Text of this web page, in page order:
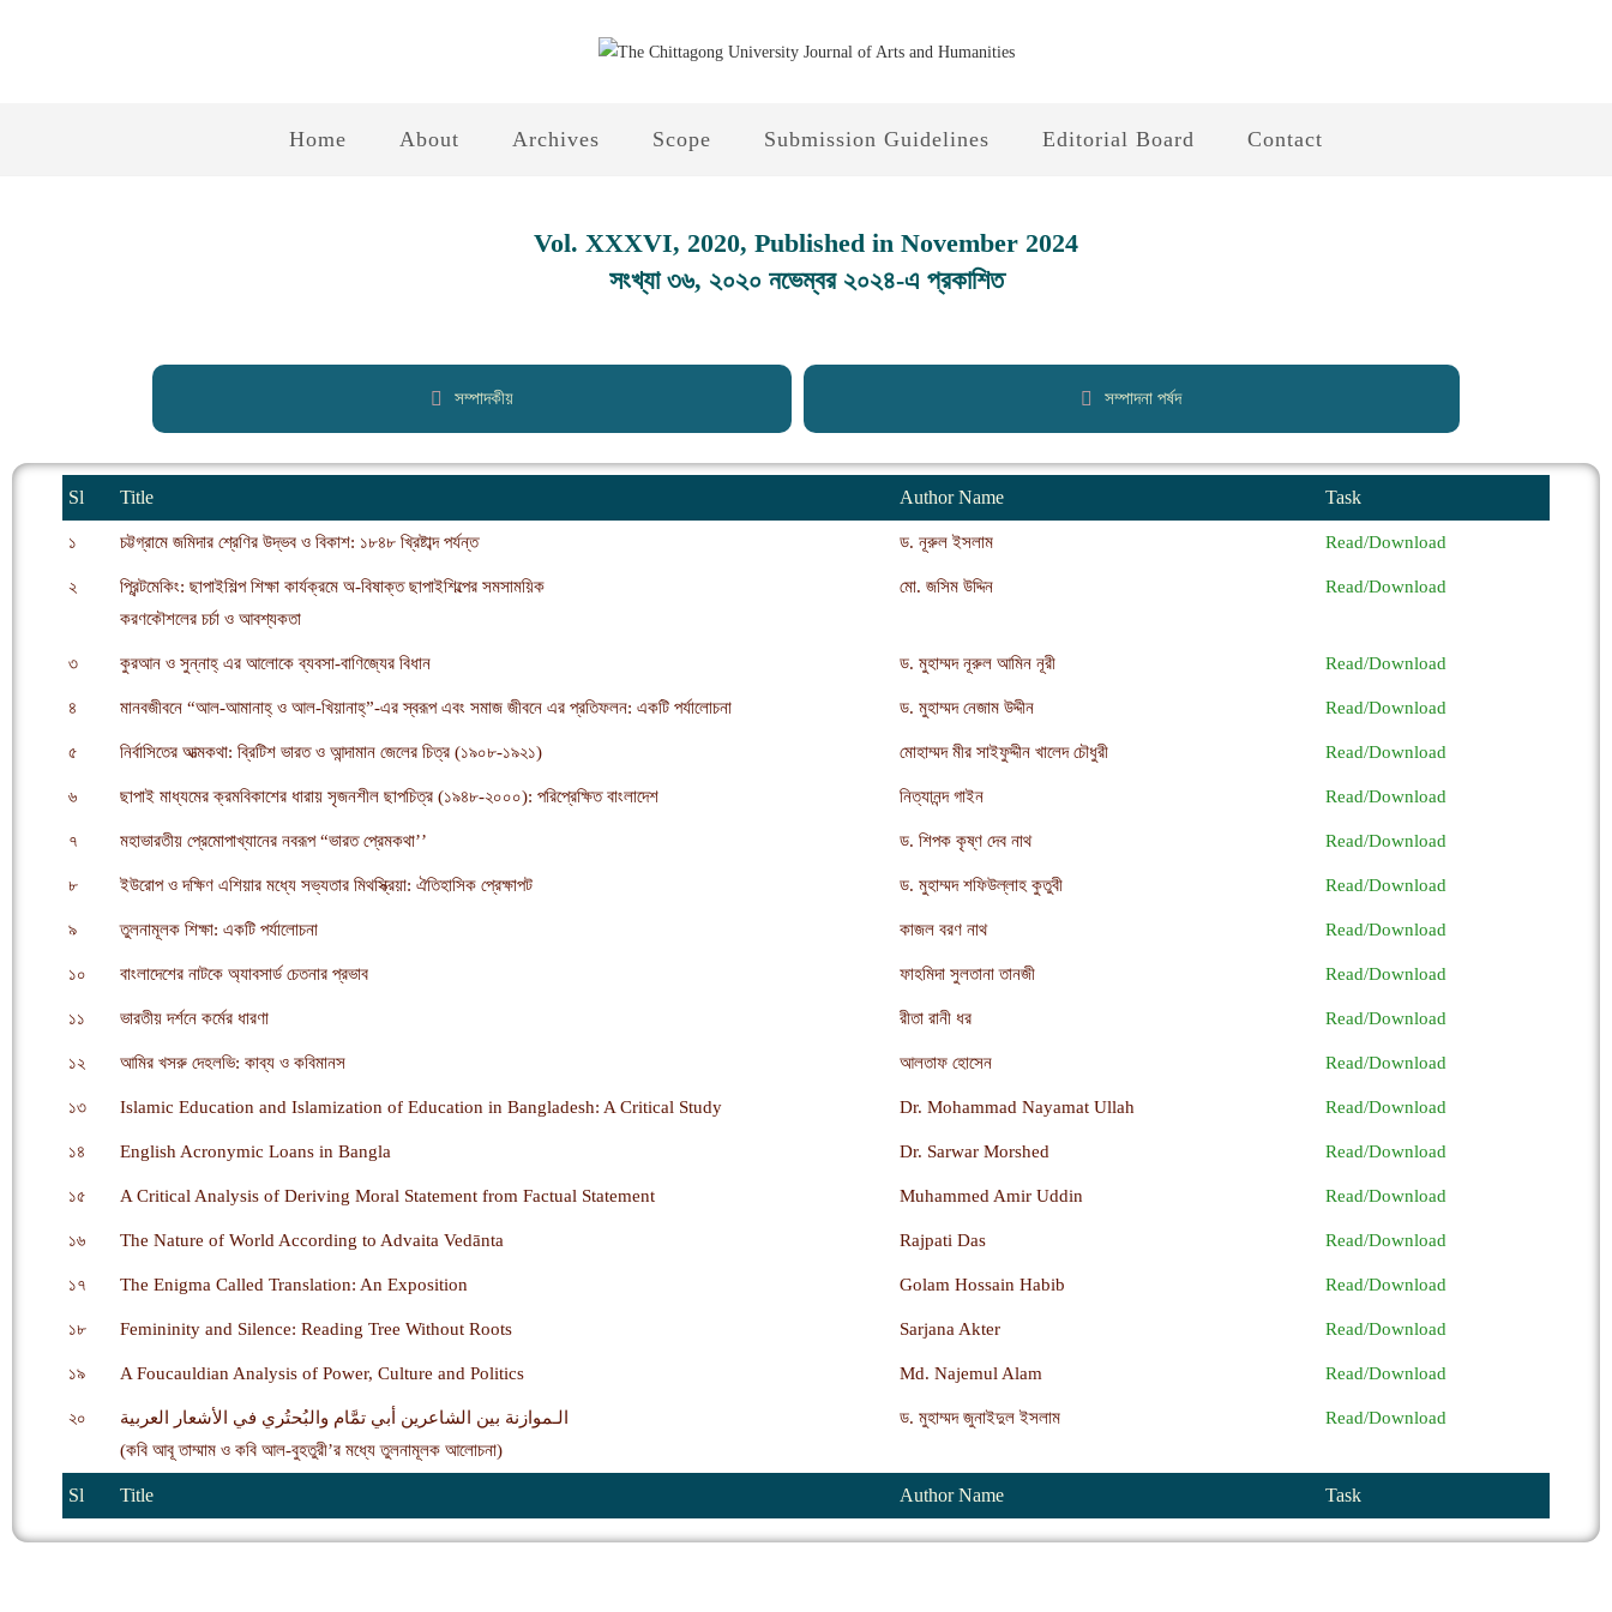
Home About Archives Scope Submission Guidelines Editorial Board Contact
Vol. XXXVI, 2020, Published in November 2024
সংখ্যা ৩৬, ২০২০ নভেম্বর ২০২৪-এ প্রকাশিত
সম্পাদকীয় সম্পাদনা পর্ষদ
Sl Title Author Name Task
১ চট্টগ্রামে জমিদার শ্রেণির উদ্ভব ও বিকাশ: ১৮৪৮ খ্রিষ্টাব্দ পর্যন্ত ড. নূরুল ইসলাম Read/Download
২
প্রিন্টমেকিং: ছাপাইশিল্প শিক্ষা কার্যক্রমে অ-বিষাক্ত ছাপাইশিল্পের সমসাময়িক
করণকৌশলের চর্চা ও আবশ্যকতা
মো. জসিম উদ্দিন Read/Download
৩ কুরআন ও সুন্নাহ্ এর আলোকে ব্যবসা-বাণিজ্যের বিধান ড. মুহাম্মদ নূরুল আমিন নূরী Read/Download
৪ মানবজীবনে “আল-আমানাহ্ ও আল-খিয়ানাহ্”-এর স্বরূপ এবং সমাজ জীবনে এর প্রতিফলন: একটি পর্যালোচনা ড. মুহাম্মদ নেজাম উদ্দীন Read/Download
৫ নির্বাসিতের আত্মকথা: ব্রিটিশ ভারত ও আন্দামান জেলের চিত্র (১৯০৮-১৯২১) মোহাম্মদ মীর সাইফুদ্দীন খালেদ চৌধুরী Read/Download
৬ ছাপাই মাধ্যমের ক্রমবিকাশের ধারায় সৃজনশীল ছাপচিত্র (১৯৪৮-২০০০): পরিপ্রেক্ষিত বাংলাদেশ নিত্যানন্দ গাইন Read/Download
৭ মহাভারতীয় প্রেমোপাখ্যানের নবরূপ “ভারত প্রেমকথা’’ ড. শিপক কৃষ্ণ দেব নাথ Read/Download
৮ ইউরোপ ও দক্ষিণ এশিয়ার মধ্যে সভ্যতার মিথস্ক্রিয়া: ঐতিহাসিক প্রেক্ষাপট ড. মুহাম্মদ শফিউল্লাহ কুতুবী Read/Download
৯ তুলনামূলক শিক্ষা: একটি পর্যালোচনা কাজল বরণ নাথ Read/Download
১০ বাংলাদেশের নাটকে অ্যাবসার্ড চেতনার প্রভাব ফাহমিদা সুলতানা তানজী Read/Download
১১ ভারতীয় দর্শনে কর্মের ধারণা রীতা রানী ধর Read/Download
১২ আমির খসরু দেহলভি: কাব্য ও কবিমানস আলতাফ হোসেন Read/Download
১৩ Islamic Education and Islamization of Education in Bangladesh: A Critical Study Dr. Mohammad Nayamat Ullah Read/Download
১৪ English Acronymic Loans in Bangla Dr. Sarwar Morshed Read/Download
১৫ A Critical Analysis of Deriving Moral Statement from Factual Statement Muhammed Amir Uddin Read/Download
১৬ The Nature of World According to Advaita Vedānta Rajpati Das Read/Download
১৭ The Enigma Called Translation: An Exposition Golam Hossain Habib Read/Download
১৮ Femininity and Silence: Reading Tree Without Roots Sarjana Akter Read/Download
১৯ A Foucauldian Analysis of Power, Culture and Politics Md. Najemul Alam Read/Download
২০
الـموازنة بين الشاعرين أبي تمَّام والبُحتُري في الأشعار العربية
(কবি আবূ তাম্মাম ও কবি আল-বুহতুরী’র মধ্যে তুলনামূলক আলোচনা)
ড. মুহাম্মদ জুনাইদুল ইসলাম Read/Download
Sl Title Author Name Task